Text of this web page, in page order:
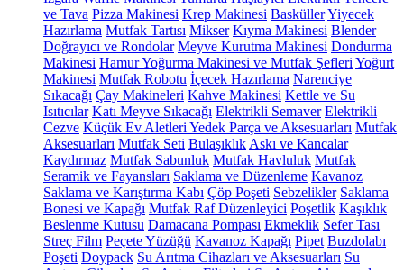
ve Tava Pizza Makinesi Krep Makinesi BasküllerYiyecek
Hazırlama Mutfak Tartısı Mikser Kıyma Makinesi Blender
Doğrayıcı ve Rondolar Meyve Kurutma Makinesi Dondurma
Makinesi Hamur Yoğurma Makinesi ve Mutfak Şefleri Yoğurt
Makinesi Mutfak Robotu İçecek Hazırlama Narenciye
Sıkacağı Çay Makineleri Kahve Makinesi Kettle ve Su
Isıtıcılar Katı Meyve Sıkacağı Elektrikli Semaver Elektrikli
Cezve Küçük Ev Aletleri Yedek Parça ve Aksesuarları Mutfak
Aksesuarları Mutfak Seti Bulaşıklık Askı ve Kancalar
Kaydırmaz Mutfak Sabunluk Mutfak Havluluk Mutfak
Seramik ve Fayansları Saklama ve Düzenleme Kavanoz
Saklama ve Karıştırma Kabı Çöp Poşeti Sebzelikler Saklama
Bonesi ve Kapağı Mutfak Raf Düzenleyici Poşetlik Kaşıklık
Beslenme Kutusu Damacana Pompası Ekmeklik Sefer Tası
Streç Film Peçete Yüzüğü Kavanoz Kapağı Pipet Buzdolabı
Poşeti Doypack Su Arıtma Cihazları ve Aksesuarları Su